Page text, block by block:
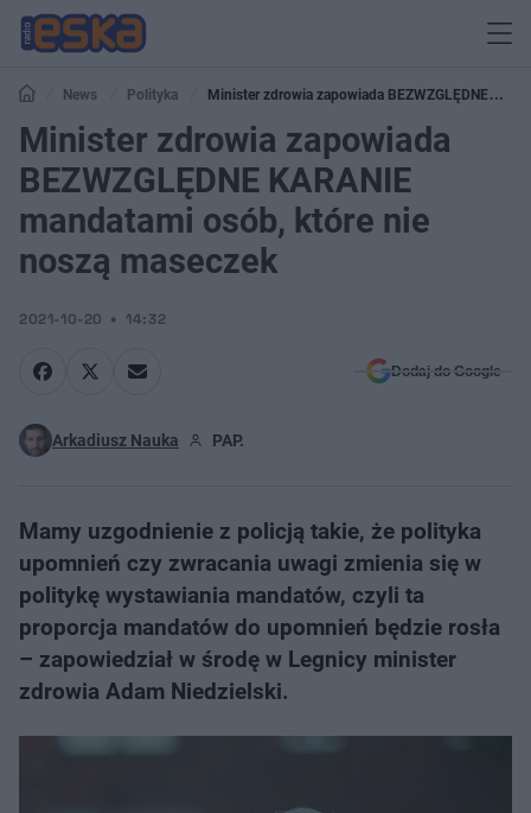
News Polityka
Minister zdrowia zapowiada BEZWZGLĘDNE
KARANIE mandatami osób, które nie noszą maseczek
Minister zdrowia zapowiada
BEZWZGLĘDNE KARANIE
mandatami osób, które nie
noszą maseczek
2021-10-20 14:32
Dodaj do Google
Arkadiusz Nauka PAP.
Mamy uzgodnienie z policją takie, że polityka
upomnień czy zwracania uwagi zmienia się w
politykę wystawiania mandatów, czyli ta
proporcja mandatów do upomnień będzie rosła
– zapowiedział w środę w Legnicy minister
zdrowia Adam Niedzielski.